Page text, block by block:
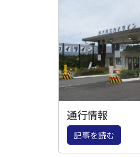
通行情報
記事を読む